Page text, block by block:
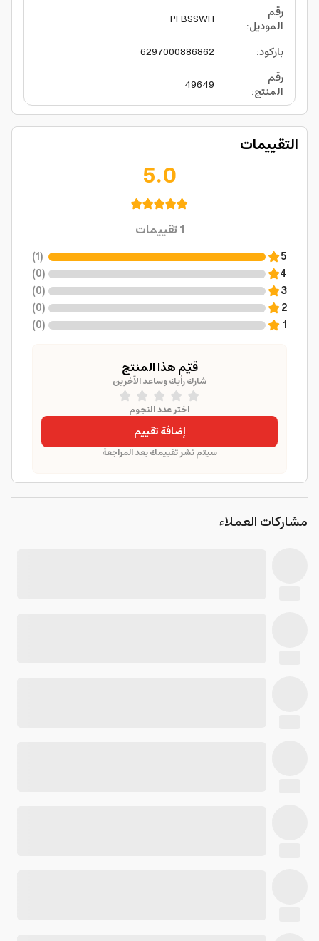
رقم
الموديل:
PFBSSWH
باركود:
6297000886862
رقم
المنتج:
49649
التقييمات
5.0
1تقييمات
5
(
1
)
4
(
0
)
3
(
0
)
2
(
0
)
1
(
0
)
قيّم هذا المنتج
شارك رأيك وساعد الآخرين
اختر عدد النجوم
إضافة تقييم
سيتم نشر تقييمك بعد المراجعة
مشاركات العملاء